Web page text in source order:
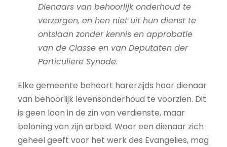
Dienaars van behoorlijk onderhoud te
verzorgen, en hen niet uit hun dienst te
ontslaan zonder kennis en approbatie
van de Classe en van Deputaten der
Particuliere Synode.
Elke gemeente behoort harerzijds haar dienaar
van behoorlijk levensonderhoud te voorzien. Dit
is geen loon in de zin van verdienste, maar
beloning van zijn arbeid. Waar een dienaar zich
geheel geeft voor het werk des Evangelies, mag